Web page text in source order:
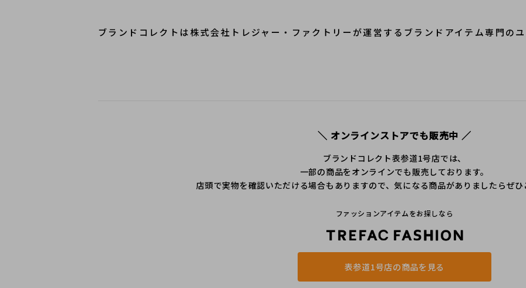
ブランドコレクトは株式会社トレジャー・ファクトリーが運営するブランドアイテム専門の
＼ オンラインストアでも販売中 ／
ブランドコレクト表参道1号店では、
一部の商品をオンラインでも販売しております。
店頭で実物を確認いただける場合もありますので、気になる商品がありましたらぜ
ファッションアイテムをお探しなら
表参道1号店の商品を見る